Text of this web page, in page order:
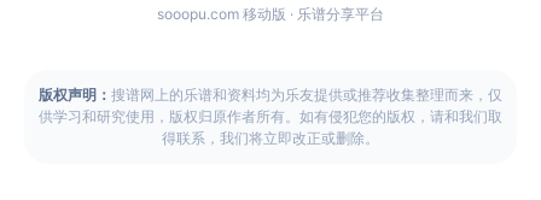
sooopu.com 移动版 · 乐谱分享平台
版权声明： 搜谱网上的乐谱和资料均为乐友提供或推荐收集整理而来，仅
供学习和研究使用，版权归原作者所有。如有侵犯您的版权，请和我们取
得联系，我们将立即改正或删除。